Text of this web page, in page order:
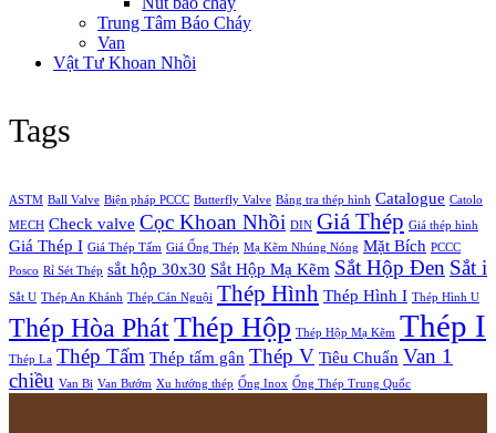
Trung Tâm Báo Cháy
Van
Vật Tư Khoan Nhồi
Tags
ASTM Ball Valve Biện pháp PCCC Butterfly Valve Bảng tra thép hình Catalogue Catolo
MECH Check valve Cọc Khoan Nhồi DIN Giá Thép Giá thép hình
Giá Thép I Giá Thép Tấm Giá Ống Thép Mạ Kẽm Nhúng Nóng Mặt Bích PCCC
Posco Rỉ Sét Thép sắt hộp 30x30 Sắt Hộp Mạ Kẽm Sắt Hộp Đen Sắt i
Sắt U Thép An Khánh Thép Cán Nguội Thép Hình Thép Hình I Thép Hình U
Thép Hòa PhátThép Hộp Thép Hộp Mạ Kẽm Thép I
Thép La Thép Tấm Thép tấm gân Thép V Tiêu Chuẩn Van 1
chiều Van Bi Van Bướm Xu hướng thép Ống Inox Ống Thép Trung Quốc